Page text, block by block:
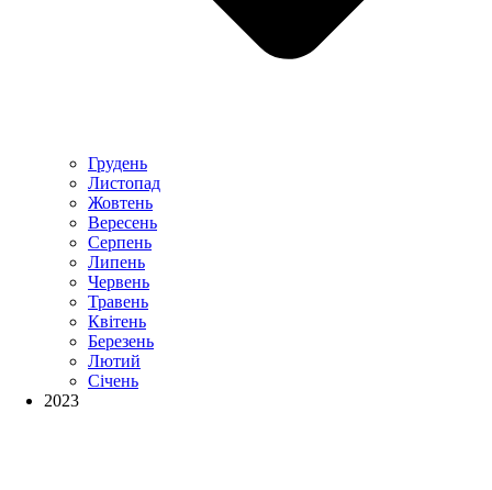
Грудень
Листопад
Жовтень
Вересень
Серпень
Липень
Червень
Травень
Квітень
Березень
Лютий
Січень
2023